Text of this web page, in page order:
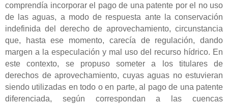
comprendía incorporar el pago de una patente por el no uso
de las aguas, a modo de respuesta ante la conservación
indefinida del derecho de aprovechamiento, circunstancia
que, hasta ese momento, carecía de regulación, dando
margen a la especulación y mal uso del recurso hídrico. En
este contexto, se propuso someter a los titulares de
derechos de aprovechamiento, cuyas aguas no estuvieran
siendo utilizadas en todo o en parte, al pago de una patente
diferenciada, según correspondan a las cuencas